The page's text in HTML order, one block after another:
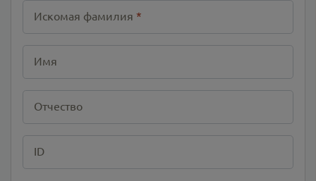
Искомая фамилия *
Имя
Отчество
ID